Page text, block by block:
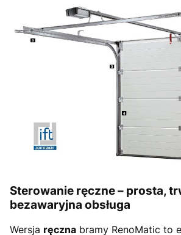
Sterowanie ręczne – prosta,
bezawaryjna obsługa
Wersja ręczna bramy RenoMatic to